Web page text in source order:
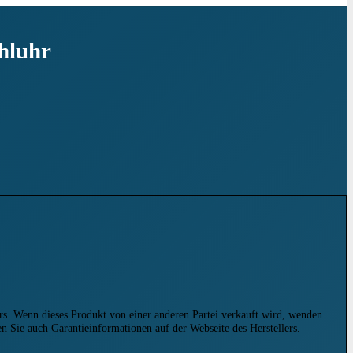
Wenn dieses Produkt von einer anderen Partei verkauft wird, wenden
auch Garantieinformationen auf der Webseite des Herstellers.